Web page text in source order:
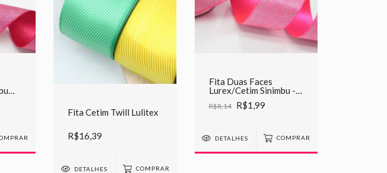
Fita Cetim Twill Lulitex
R$16,39
DETALHES COMPRAR
Fita Duas Faces
Lurex/Cetim Sinimbu -
C19 Rosa Citrica
R$8,14 R$1,99
DETALHES COMPRAR